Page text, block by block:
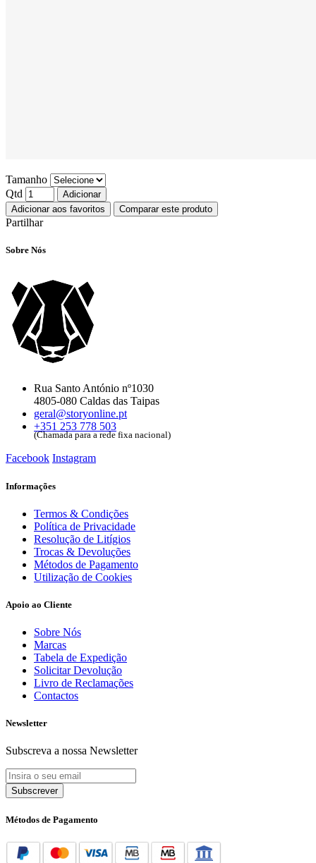
Tamanho
Qtd
Adicionar
Adicionar aos favoritos
Comparar este produto
Partilhar
Sobre Nós
Rua Santo António nº1030
4805-080 Caldas das Taipas
geral@storyonline.pt
+351 253 778 503
(Chamada para a rede fixa nacional)
Facebook Instagram
Informações
Termos & Condições
Política de Privacidade
Resolução de Litígios
Trocas & Devoluções
Métodos de Pagamento
Utilização de Cookies
Apoio ao Cliente
Sobre Nós
Marcas
Tabela de Expedição
Solicitar Devolução
Livro de Reclamações
Contactos
Newsletter
Subscreva a nossa Newsletter
Subscrever
Métodos de Pagamento